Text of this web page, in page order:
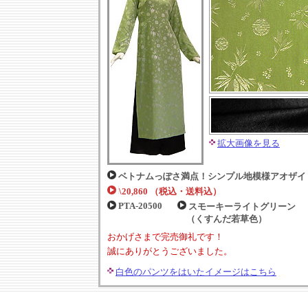
拡大画像を見る
ベトナムっぽさ満点！シンプル地模様アオザイ
\20,860 （税込・送料込）
PTA-20500
スモーキーライトグリーン
（くすんだ若草色）
おかげさまで完売御礼です！
誠にありがとうございました。
白色のパンツをはいたイメージはこちら